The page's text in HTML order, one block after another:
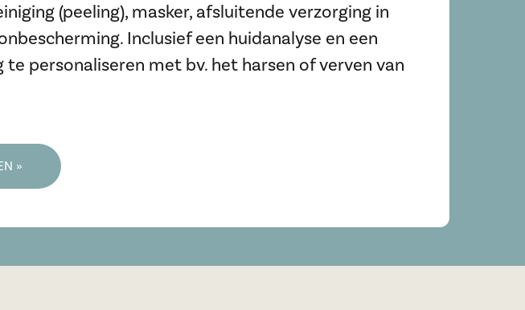
(peeling), masker, afsluitende verzorging in
Inclusief een huidanalyse en een
personaliseren met bv. het harsen of verven van
»